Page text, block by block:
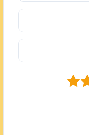
2
1